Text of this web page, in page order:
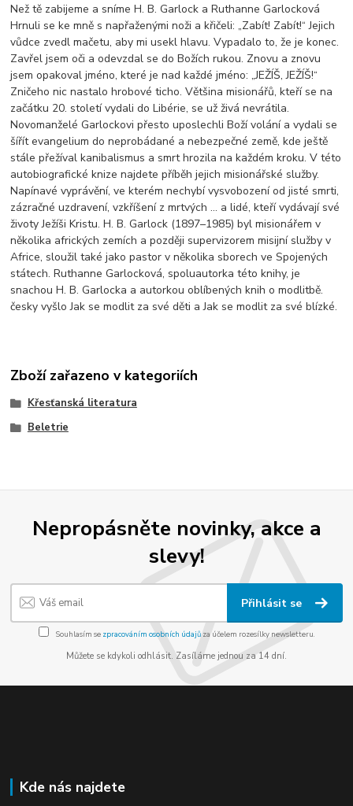
Než tě zabijeme a sníme H. B. Garlock a Ruthanne Garlocková
Hrnuli se ke mně s napřaženými noži a křičeli: „Zabít! Zabít!“ Jejich
vůdce zvedl mačetu, aby mi usekl hlavu. Vypadalo to, že je konec.
Zavřel jsem oči a odevzdal se do Božích rukou. Znovu a znovu
jsem opakoval jméno, které je nad každé jméno: „JEŽÍŠ, JEŽÍŠ!“
Zničeho nic nastalo hrobové ticho. Většina misionářů, kteří se na
začátku 20. století vydali do Libérie, se už živá nevrátila.
Novomanželé Garlockovi přesto uposlechli Boží ­volání a vydali se
šířít evangelium do neprobádané a nebezpečné země, kde ještě
stále přežíval kanibalismus a smrt hrozila na každém kroku. V této
autobiografické knize najdete příběh jejich misionářské služby.
Napínavé vyprávění, ve kterém nechybí vysvobození od jisté smrti,
zázračné uzdravení, vzkříšení z mrtvých … a lidé, kteří vydávají své
životy Ježíši Kristu. H. B. Garlock (1897–1985) byl misionářem v
několika afrických zemích a později supervizorem misijní služby v
Africe, sloužil také jako pastor v několika sborech ve Spojených
státech. Ruthanne Garlocková, spoluautorka této knihy, je
snachou H. B. Garlocka a autorkou oblíbených knih o modlitbě.
česky vyšlo Jak se modlit za své děti a Jak se modlit za své blízké.
Zboží zařazeno v kategoriích
Křesťanská literatura
Beletrie
Nepropásněte novinky, akce a
slevy!
Přihlásit se
Souhlasím se zpracováním osobních údajůza účelem rozesílky newsletteru.
Můžete se kdykoli odhlásit. Zasíláme jednou za 14 dní.
Kde nás najdete